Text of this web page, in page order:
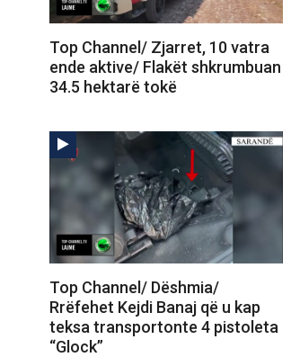
Top Channel/ Zjarret, 10 vatra
ende aktive/ Flakët shkrumbuan
34.5 hektarë tokë
Top Channel/ Dëshmia/
Rrëfehet Kejdi Banaj që u kap
teksa transportonte 4 pistoleta
“Glock”